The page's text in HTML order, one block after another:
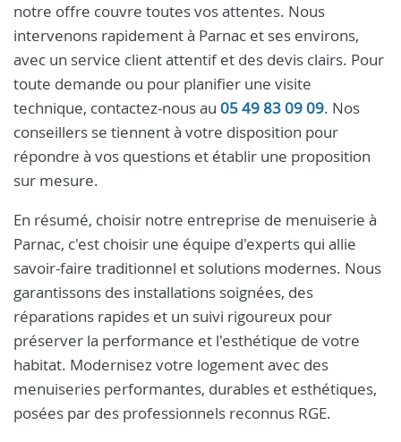
notre offre couvre toutes vos attentes. Nous
intervenons rapidement à Parnac et ses environs,
avec un service client attentif et des devis clairs. Pour
toute demande ou pour planifier une visite
technique, contactez-nous au 05 49 83 09 09. Nos
conseillers se tiennent à votre disposition pour
répondre à vos questions et établir une proposition
sur mesure.
En résumé, choisir notre entreprise de menuiserie à
Parnac, c'est choisir une équipe d'experts qui allie
savoir-faire traditionnel et solutions modernes. Nous
garantissons des installations soignées, des
réparations rapides et un suivi rigoureux pour
préserver la performance et l'esthétique de votre
habitat. Modernisez votre logement avec des
menuiseries performantes, durables et esthétiques,
posées par des professionnels reconnus RGE.